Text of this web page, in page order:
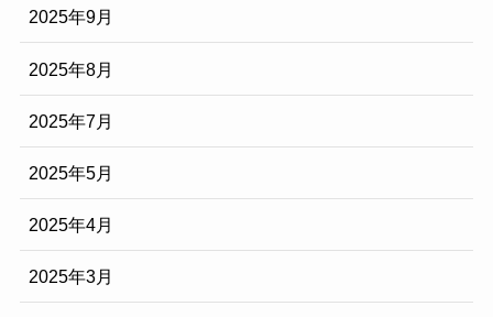
2025年9月
2025年8月
2025年7月
2025年5月
2025年4月
2025年3月